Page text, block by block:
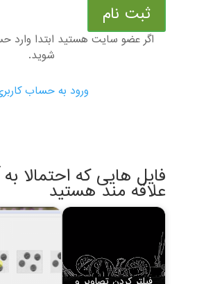
ثبت نام
اگر عضو سایت هستید ابتدا وارد
شوید.
ورود به حساب
فایل هایی که احتمالا به
علاقه مند هستید